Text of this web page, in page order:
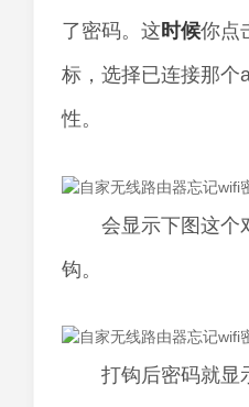
了密码。这时候你点
标，选择已连接那个
性。
会显示下图这个
钩。
打钩后密码就显示